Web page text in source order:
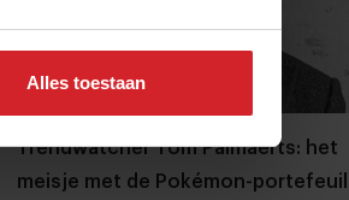
Alles toestaan
Trendwatcher Tom Palmaerts: het
meisje met de Pokémon-